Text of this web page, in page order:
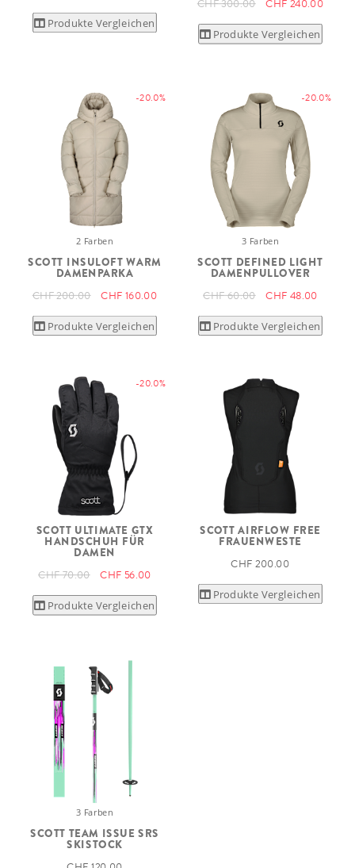
Produkte Vergleichen
CHF 300.00 CHF 240.00
Produkte Vergleichen
-20.0%
2 Farben
SCOTT INSULOFT WARM
DAMENPARKA
CHF 200.00 CHF 160.00
Produkte Vergleichen
-20.0%
3 Farben
SCOTT DEFINED LIGHT
DAMENPULLOVER
CHF 60.00 CHF 48.00
Produkte Vergleichen
-20.0%
SCOTT ULTIMATE GTX
HANDSCHUH FÜR
DAMEN
CHF 70.00 CHF 56.00
Produkte Vergleichen
SCOTT AIRFLOW FREE
FRAUENWESTE
CHF 200.00
Produkte Vergleichen
3 Farben
SCOTT TEAM ISSUE SRS
SKISTOCK